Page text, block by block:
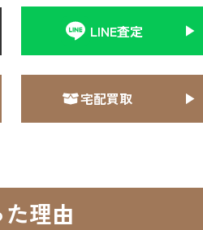
LINE査定
宅配買取
理由